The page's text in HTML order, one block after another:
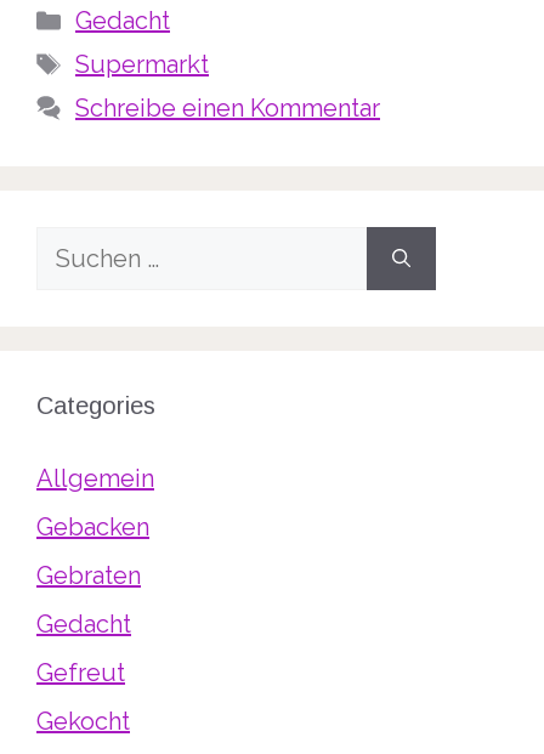
Kategorien
Gedacht
Schlagwörter
Supermarkt
Schreibe einen Kommentar
Suche
Categories
Allgemein
Gebacken
Gebraten
Gedacht
Gefreut
Gekocht